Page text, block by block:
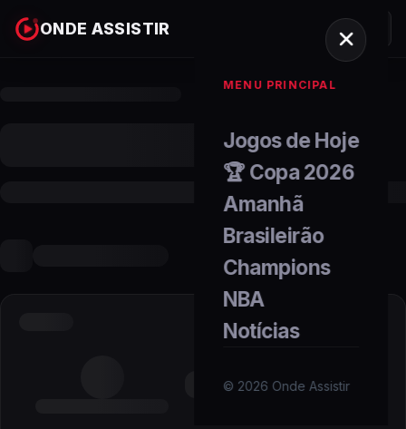
ONDE ASSISTIR
MENU PRINCIPAL
Jogos de Hoje
🏆 Copa 2026
Amanhã
Brasileirão
Champions
NBA
Notícias
© 2026 Onde Assistir